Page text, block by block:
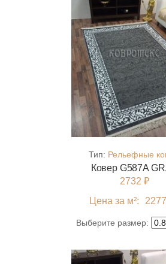
Тип: Рельефные
Ковер G587A
2732 ₽
Цена за м²:
Выберите размер: